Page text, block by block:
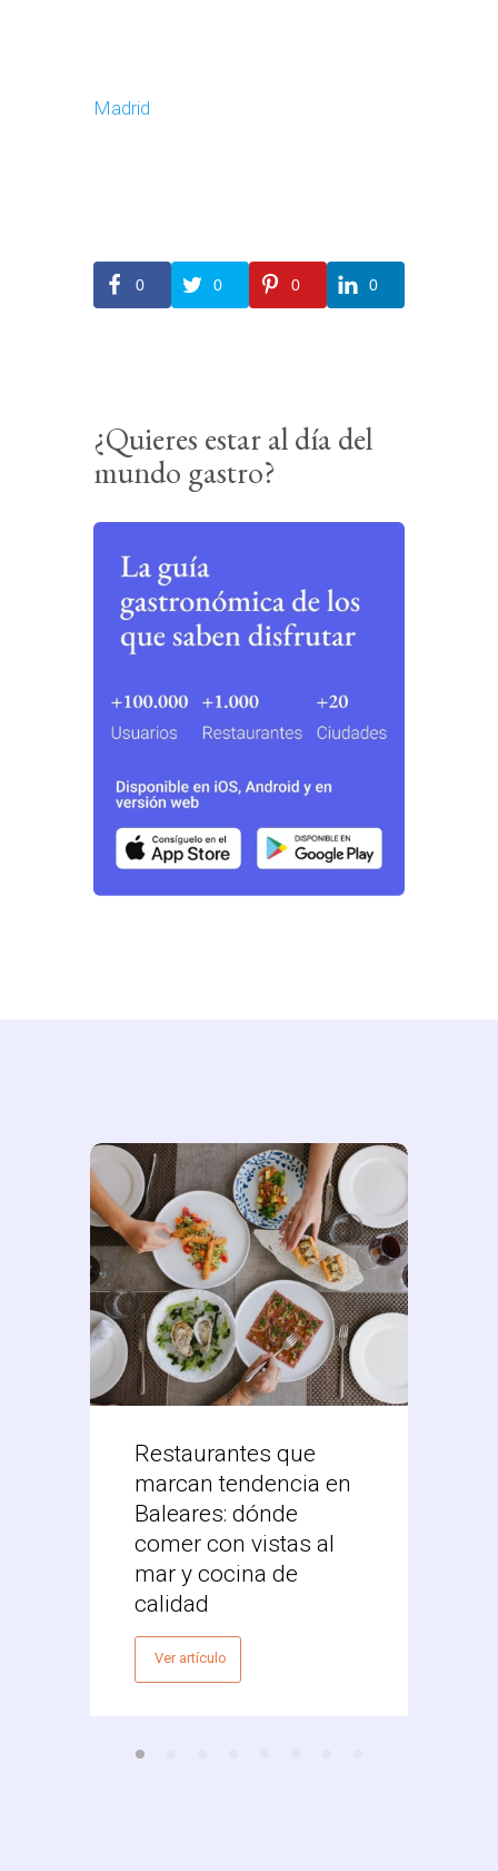
Madrid
0 0 0 0
¿Quieres estar al día del
mundo gastro?
Restaurantes que
marcan tendencia en
Baleares: dónde
comer con vistas al
mar y cocina de
calidad
Ver artículo